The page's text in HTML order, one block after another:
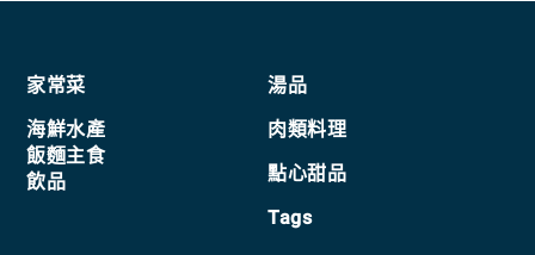
家常菜
海鮮水產
飯麵主食
飲品
湯品
肉類料理
點心甜品
Tags